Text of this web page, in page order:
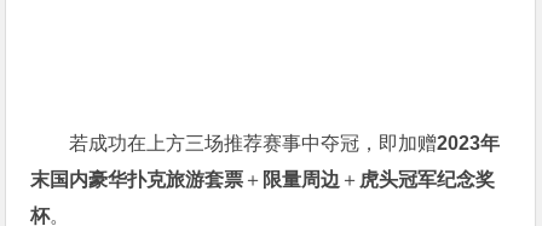
若成功在上方三场推荐赛事中夺冠，即加赠2023年
末国内豪华扑克旅游套票 ＋ 限量周边 ＋ 虎头冠军纪念奖
杯。